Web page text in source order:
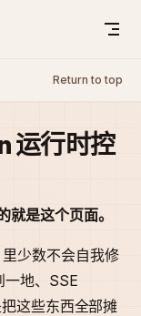
Return to top
运行时控
是这个页面。
少数不会自我修
一地、SSE
这些东西全部摊